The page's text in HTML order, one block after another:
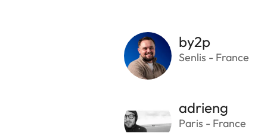
by2p
Senlis - France
adrieng
Paris - France